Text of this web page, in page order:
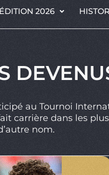
2026
au Tournoi
carrière dans les
nom.